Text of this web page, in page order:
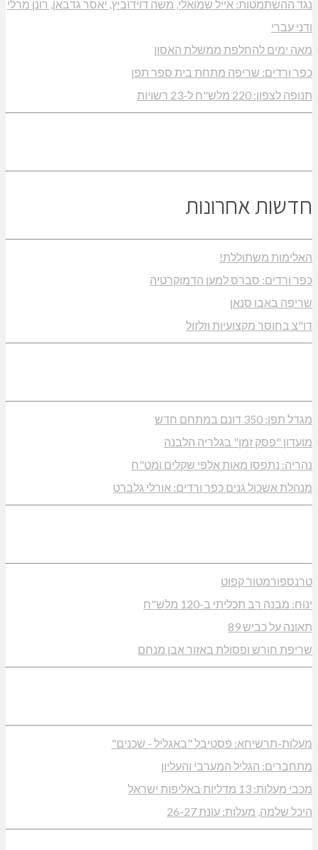
נגד ההשתמטות: אייל שמואלי, משה דוידוביץ, יאסר גדבאן, רונן מרלי
ודני עברי
מאה ימים להחלפת ממשלת האסון
כפר ורדים: שריפה מתחת בית ספר תפן
תנופה לצפון: 220 מלש"ח ל-23 רשויות
חדשות אחרונות
האלימות משתוללת!
כפר ורדים: סברס למען הדמוקרטיה
שריפה באבו סנאן
דו"צ בחוסר מקצועיות וזלזול
מגדל תפן: 350 דונם במתחם חדש
מועדון "פסק זמן" בגלריה הלבנה
נהריה: נתפסו מאות אלפי שקלים ומט"ח
מנהלת אשכול גנים כפר ורדים: אורלי גלברט
טרנספורמטור קפוט
ינוח: מבנה רב תכליתי ב-120 מלש"ח
תאונה על כביש 89
שריפת חורש ופסולת באזור אבן מנחם
מעלות-תרשיחא: פסטיבל "באגליל - שכנים"
מתחברים: הגליל המערבי והעליון
מכבי מעלות: 13 מדליות באליפות ישראל
היכל שלמה, מעלות: עונת 26-27